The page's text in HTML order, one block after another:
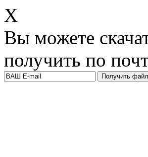
Х
Вы можете
получить по